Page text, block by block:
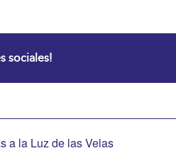
sociales!
a la Luz de las Velas